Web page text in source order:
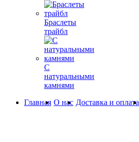
Браслеты
трайбл
С
натуральными
камнями
Главная О нас Доставка и оплата